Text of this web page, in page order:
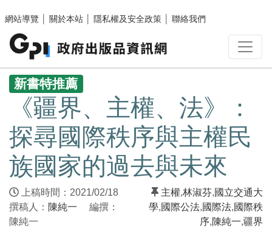
網站導覽
關於本站 隱私權及安全政策 聯絡我們
:::
新書特推薦
《疆界、主權、法》：
探尋國際秩序與主權民
族國家的過去與未來
上稿時間：2021/02/18
撰稿人： 陳純一 編撰：
陳純一
主權,林淑芬,國立交通大
學,國際公法,國際法,國際秩
序,陳純一,疆界